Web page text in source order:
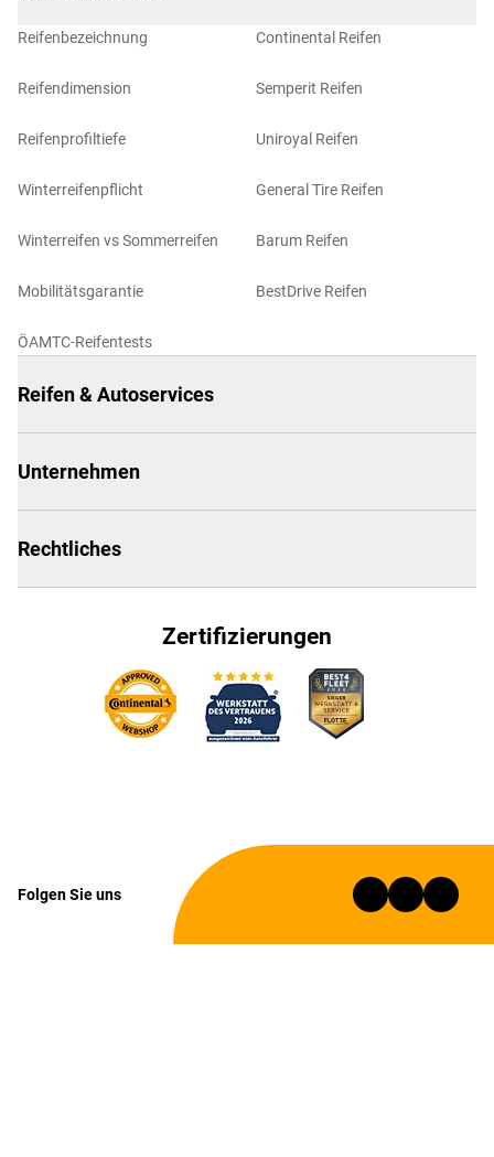
Reifenbezeichnung
Reifendimension
Reifenprofiltiefe
Winterreifenpflicht
Winterreifen vs Sommerreifen
Mobilitätsgarantie
ÖAMTC-Reifentests
Continental Reifen
Semperit Reifen
Uniroyal Reifen
General Tire Reifen
Barum Reifen
BestDrive Reifen
Reifen & Autoservices
Unternehmen
Rechtliches
Zertifizierungen
Folgen Sie uns